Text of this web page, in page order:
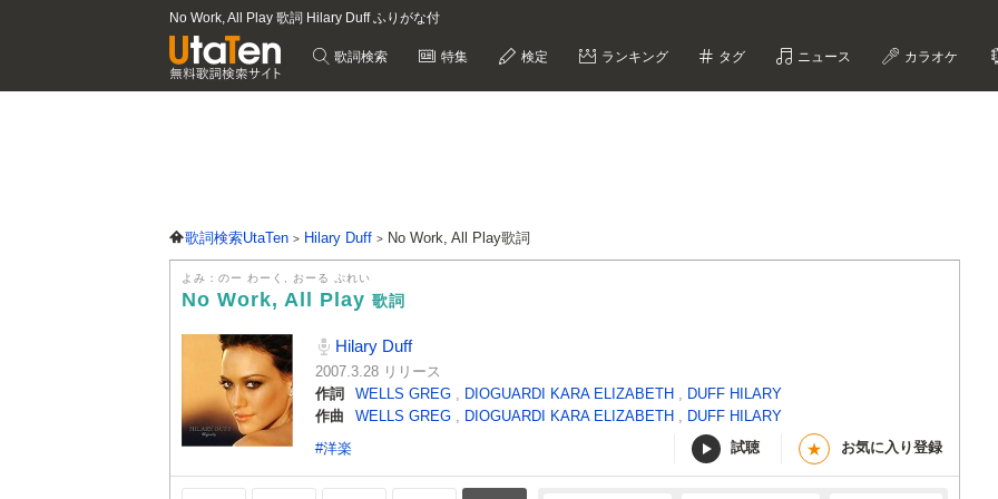
No Work, All Play 歌詞 Hilary Duff ふりがな付
歌詞検索 特集 検定 ランキング タグ ニュース カラオケ
歌詞検索UtaTen Hilary Duff No Work, All Play歌詞
よみ：のー わーく, おーる ぷれい
No Work, All Play 歌詞
Hilary Duff
2007.3.28 リリース
作詞
WELLS GREG , DIOGUARDI KARA ELIZABETH , DUFF HILARY
作曲
WELLS GREG , DIOGUARDI KARA ELIZABETH , DUFF HILARY
#洋楽
試聴 ★ お気に入り登録